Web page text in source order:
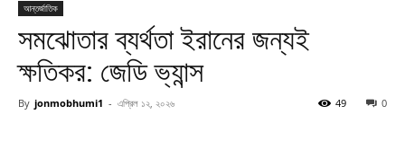
আন্তর্জাতিক
সমঝোতার ব্যর্থতা ইরানের জন্যই
ক্ষতিকর: জেডি ভ্যান্স
By jonmobhumi1 - এপ্রিল ১২, ২০২৬ 0
49